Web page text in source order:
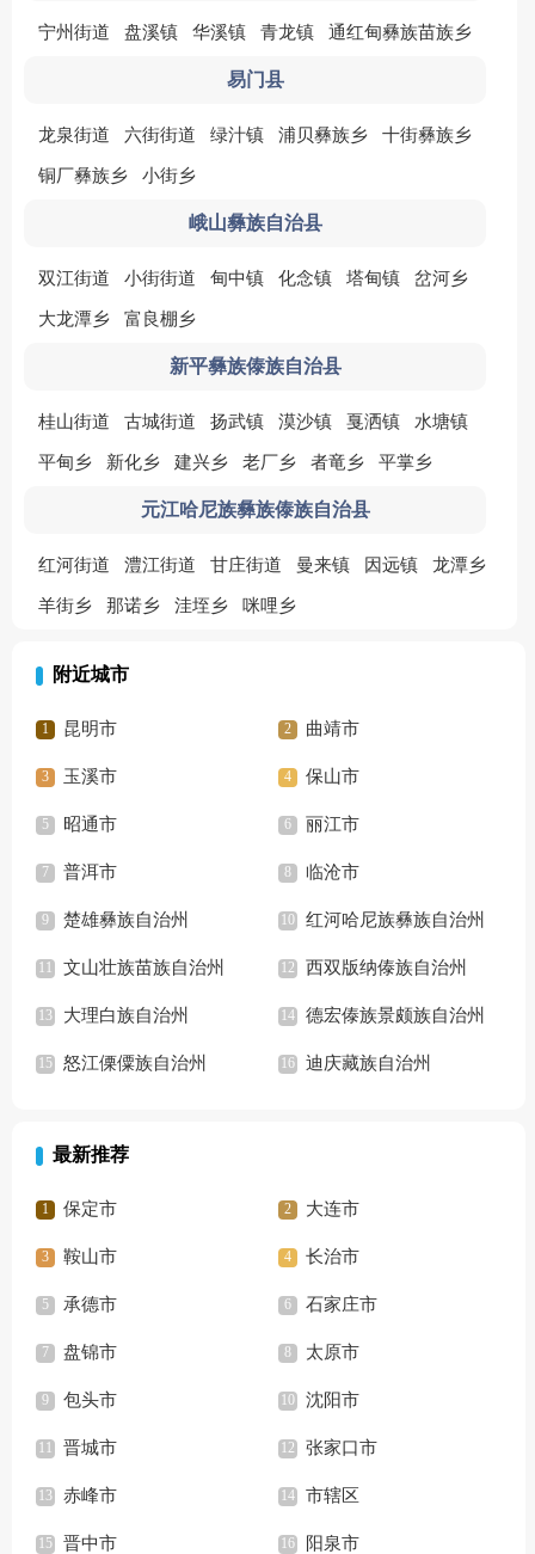
宁州街道 盘溪镇 华溪镇 青龙镇 通红甸彝族苗族乡
易门县
龙泉街道 六街街道 绿汁镇 浦贝彝族乡 十街彝族乡
铜厂彝族乡 小街乡
峨山彝族自治县
双江街道 小街街道 甸中镇 化念镇 塔甸镇 岔河乡
大龙潭乡 富良棚乡
新平彝族傣族自治县
桂山街道 古城街道 扬武镇 漠沙镇 戛洒镇 水塘镇
平甸乡 新化乡 建兴乡 老厂乡 者竜乡 平掌乡
元江哈尼族彝族傣族自治县
红河街道 澧江街道 甘庄街道 曼来镇 因远镇 龙潭乡
羊街乡 那诺乡 洼垤乡 咪哩乡
附近城市
昆明市 曲靖市
玉溪市 保山市
昭通市 丽江市
普洱市 临沧市
楚雄彝族自治州 红河哈尼族彝族自治州
文山壮族苗族自治州 西双版纳傣族自治州
大理白族自治州 德宏傣族景颇族自治州
怒江傈僳族自治州 迪庆藏族自治州
最新推荐
保定市 大连市
鞍山市 长治市
承德市 石家庄市
盘锦市 太原市
包头市 沈阳市
晋城市 张家口市
赤峰市 市辖区
晋中市 阳泉市